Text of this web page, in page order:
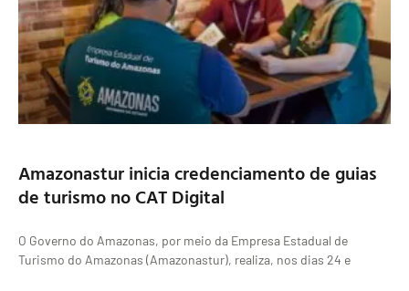
Amazonastur inicia credenciamento de guias
de turismo no CAT Digital
O Governo do Amazonas, por meio da Empresa Estadual de
Turismo do Amazonas (Amazonastur), realiza, nos dias 24 e